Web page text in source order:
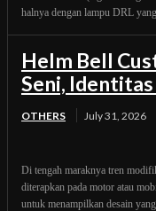
halnya dengan lampu DRL
Helm Bell
Seni,
OTHERS July 31, 2026
Di tengah maraknya tren
diterapkan pada motor atau
untuk menampilkan desain